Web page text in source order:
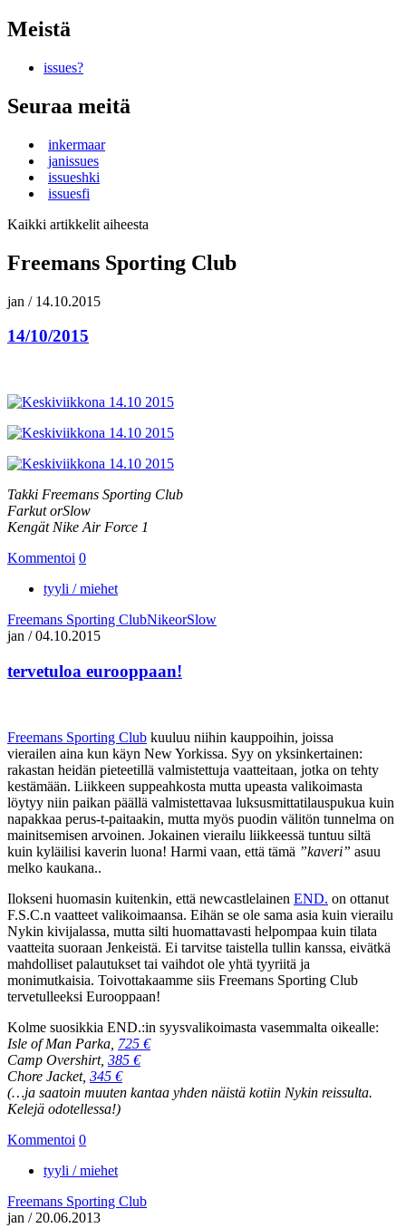
Meistä
issues?
Seuraa meitä
inkermaar
janissues
issueshki
issuesfi
Kaikki artikkelit aiheesta
Freemans Sporting Club
jan / 14.10.2015
14/10/2015
Takki Freemans Sporting Club
Farkut orSlow
Kengät Nike Air Force 1
Kommentoi 0
tyyli / miehet
Freemans Sporting ClubNikeorSlow
jan /04.10.2015
tervetuloa eurooppaan!
Freemans Sporting Club kuuluu niihin kauppoihin, joissa
vierailen aina kun käyn New Yorkissa. Syy on yksinkertainen:
rakastan heidän pieteetillä valmistettuja vaatteitaan, jotka on tehty
kestämään. Liikkeen suppeahkosta mutta upeasta valikoimasta
löytyy niin paikan päällä valmistettavaa luksusmittatilauspukua kuin
napakkaa perus-t-paitaakin, mutta myös puodin välitön tunnelma on
mainitsemisen arvoinen. Jokainen vierailu liikkeessä tuntuu siltä
kuin kyläilisi kaverin luona! Harmi vaan, että tämä ”kaveri” asuu
melko kaukana..
Ilokseni huomasin kuitenkin, että newcastlelainen END. on ottanut
F.S.C.n vaatteet valikoimaansa. Eihän se ole sama asia kuin vierailu
Nykin kivijalassa, mutta silti huomattavasti helpompaa kuin tilata
vaatteita suoraan Jenkeistä. Ei tarvitse taistella tullin kanssa, eivätkä
mahdolliset palautukset tai vaihdot ole yhtä tyyriitä ja
monimutkaisia. Toivottakaamme siis Freemans Sporting Club
tervetulleeksi Eurooppaan!
Kolme suosikkia END.:in syysvalikoimasta vasemmalta oikealle:
Isle of Man Parka, 725 €
Camp Overshirt, 385 €
Chore Jacket, 345 €
(…ja saatoin muuten kantaa yhden näistä kotiin Nykin reissulta.
Kelejä odotellessa!)
Kommentoi 0
tyyli / miehet
Freemans Sporting Club
jan / 20.06.2013